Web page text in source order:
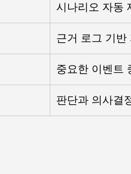
시나리오 자동
근거 로그 기반
중요한 이벤트
판단과 의사결